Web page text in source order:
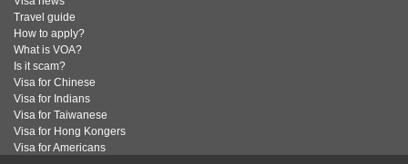
Travel guide
How to apply?
What is VOA?
Is it scam?
Visa for Chinese
Visa for Indians
Visa for Taiwanese
Visa for Hong Kongers
Visa for Americans